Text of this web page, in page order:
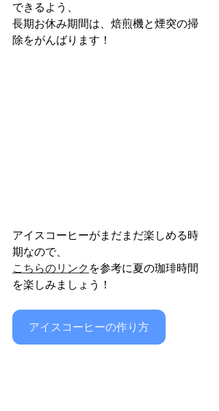
できるよう、
長期お休み期間は、焙煎機と煙突の掃
除をがんばります！
アイスコーヒーがまだまだ楽しめる時
期なので、
こちらのリンク を参考に夏の珈琲時間
を楽しみましょう！
アイスコーヒーの作り方